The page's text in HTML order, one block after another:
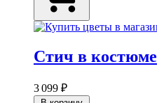
Стич в костюме
3 099 ₽